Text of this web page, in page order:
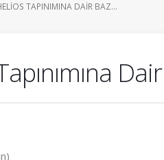
TAPINIMINA DAIR BAZ...